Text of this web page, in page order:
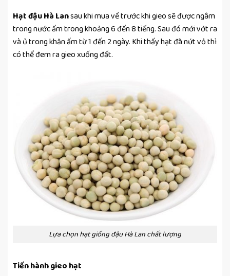
Hạt đậu Hà Lansau khi mua về trước khi gieo sẽ được ngâm
trong nước ấm trong khoảng 6 đến 8 tiếng. Sau đó mới vớt ra
và ủ trong khăn ấm từ 1 đến 2 ngày. Khi thấy hạt đã nứt vỏ thì
có thể đem ra gieo xuống đất.
Lựa chọn hạt giống đậu Hà Lan chất lượng
Tiến hành gieo hạt